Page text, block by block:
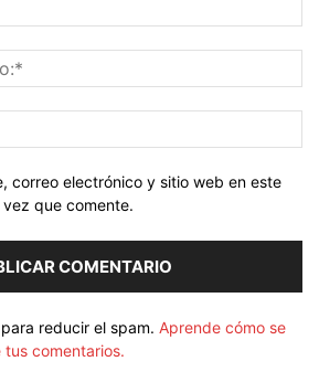
correo electrónico y sitio web en este
que comente.
reducir el spam. Aprende cómo se
comentarios.